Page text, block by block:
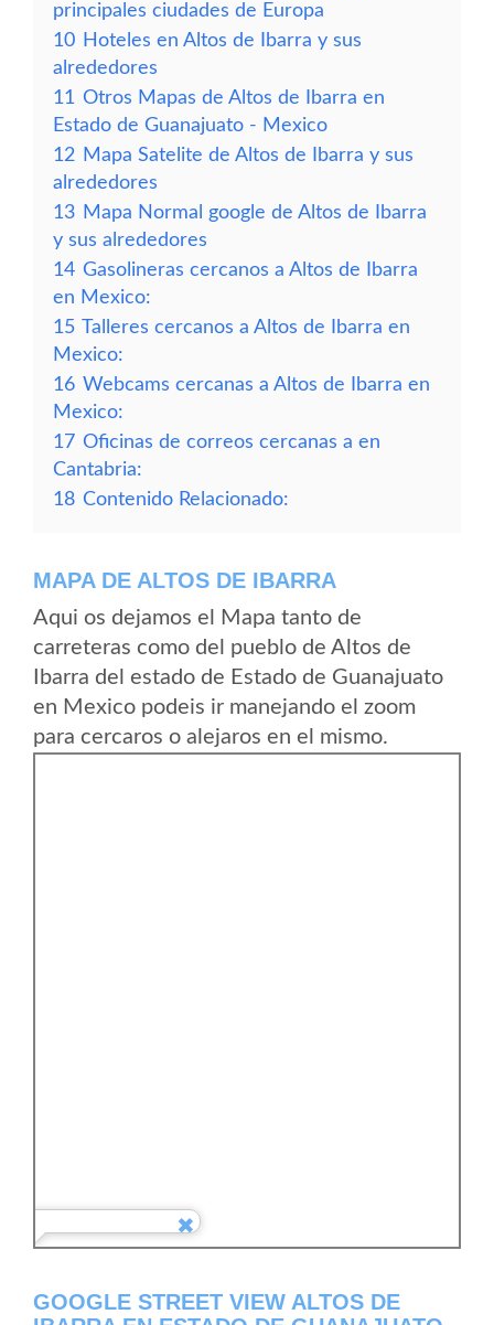
principales ciudades de Europa
10 Hoteles en Altos de Ibarra y sus
alrededores
11 Otros Mapas de Altos de Ibarra en
Estado de Guanajuato - Mexico
12 Mapa Satelite de Altos de Ibarra y sus
alrededores
13 Mapa Normal google de Altos de Ibarra
y sus alrededores
14 Gasolineras cercanos a Altos de Ibarra
en Mexico:
15 Talleres cercanos a Altos de Ibarra en
Mexico:
16 Webcams cercanas a Altos de Ibarra en
Mexico:
17 Oficinas de correos cercanas a en
Cantabria:
18 Contenido Relacionado:
MAPA DE ALTOS DE IBARRA
Aqui os dejamos el Mapa tanto de
carreteras como del pueblo de Altos de
Ibarra del estado de Estado de Guanajuato
en Mexico podeis ir manejando el zoom
para cercaros o alejaros en el mismo.
GOOGLE STREET VIEW ALTOS DE